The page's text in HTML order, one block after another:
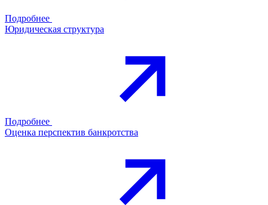
Подробнее
Юридическая структура
Подробнее
Оценка перспектив банкротства